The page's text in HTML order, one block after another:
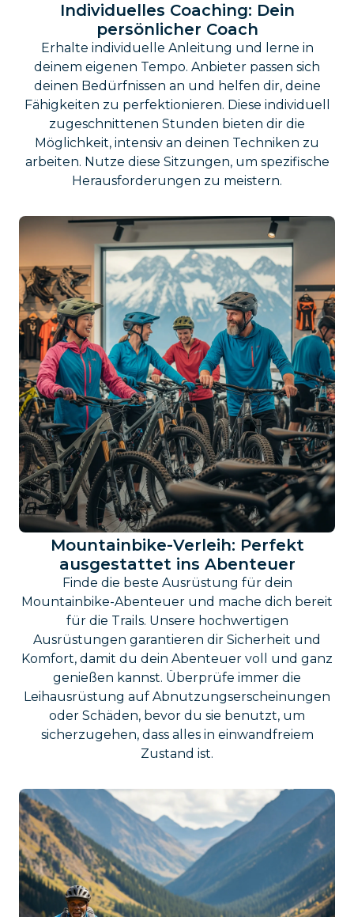
Individuelles Coaching: Dein
persönlicher Coach
Erhalte individuelle Anleitung und lerne in
deinem eigenen Tempo. Anbieter passen sich
deinen Bedürfnissen an und helfen dir, deine
Fähigkeiten zu perfektionieren. Diese individuell
zugeschnittenen Stunden bieten dir die
Möglichkeit, intensiv an deinen Techniken zu
arbeiten. Nutze diese Sitzungen, um spezifische
Herausforderungen zu meistern.
Mountainbike-Verleih: Perfekt
ausgestattet ins Abenteuer
Finde die beste Ausrüstung für dein
Mountainbike-Abenteuer und mache dich bereit
für die Trails. Unsere hochwertigen
Ausrüstungen garantieren dir Sicherheit und
Komfort, damit du dein Abenteuer voll und ganz
genießen kannst. Überprüfe immer die
Leihausrüstung auf Abnutzungserscheinungen
oder Schäden, bevor du sie benutzt, um
sicherzugehen, dass alles in einwandfreiem
Zustand ist.